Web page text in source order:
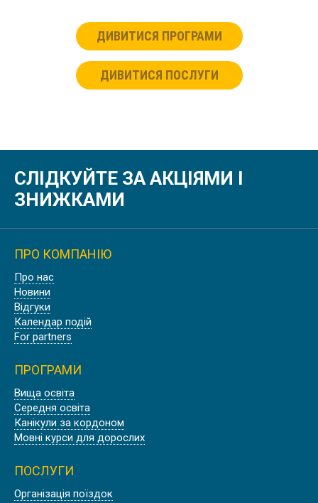
ДИВИТИСЯ ПРОГРАМИ
ДИВИТИСЯ ПОСЛУГИ
СЛІДКУЙТЕ ЗА АКЦІЯМИ І
ЗНИЖКАМИ
ПРО КОМПАНІЮ
Про нас
Новини
Відгуки
Календар подій
For partners
ПРОГРАМИ
Вища освіта
Середня освіта
Канікули за кордоном
Мовні курси для дорослих
ПОСЛУГИ
Організація поїздок